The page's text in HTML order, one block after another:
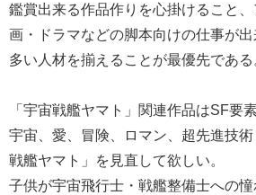
鑑賞出来る作品作りを心掛けること
画・ドラマなどの脚本向けの仕事が出
多い人材を揃えることが最優先である
「宇宙戦艦ヤマト」関連作品はSF要
宇宙、愛、冒険、ロマン、超先進技
戦艦ヤマト」を見直して欲しい。
子供が宇宙飛行士・戦艦整備士への